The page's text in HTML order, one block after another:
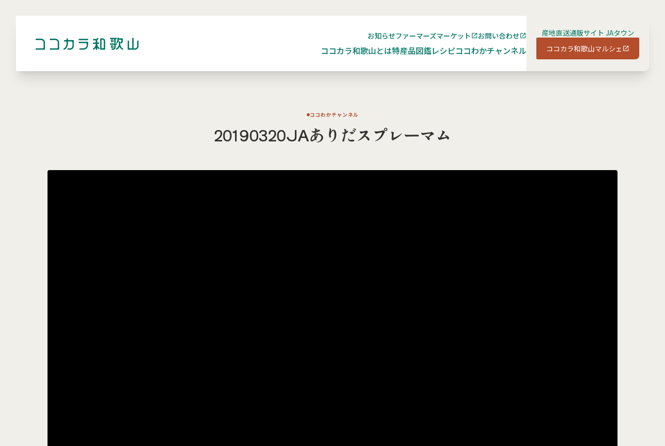
お知らせファーマーズマーケット お問い合わせ
ココカラ和歌山とは特産品図鑑レシピココわかチャンネル
産地直送通販サイト JAタウン
ココカラ和歌山マルシェ
ココわかチャンネル
20190320JAありだスプレーマム